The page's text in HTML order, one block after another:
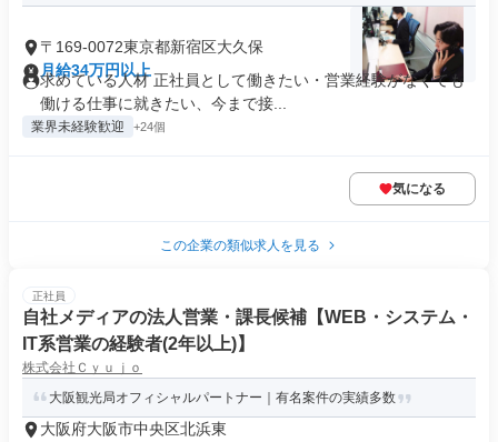
〒169-0072東京都新宿区大久保
月給34万円以上
求めている人材 正社員として働きたい・営業経験がなくても
働ける仕事に就きたい、今まで接...
業界未経験歓迎 +24個
気になる
この企業の類似求人を見る
正社員
自社メディアの法人営業・課長候補【WEB・システム・
IT系営業の経験者(2年以上)】
株式会社Ｃｙｕｊｏ
大阪観光局オフィシャルパートナー｜有名案件の実績多数
大阪府大阪市中央区北浜東